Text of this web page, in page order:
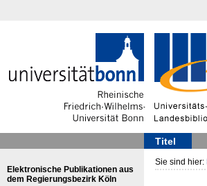
Titel
Elektronische Publikationen aus
dem Regierungsbezirk Köln
Sie sind hier: